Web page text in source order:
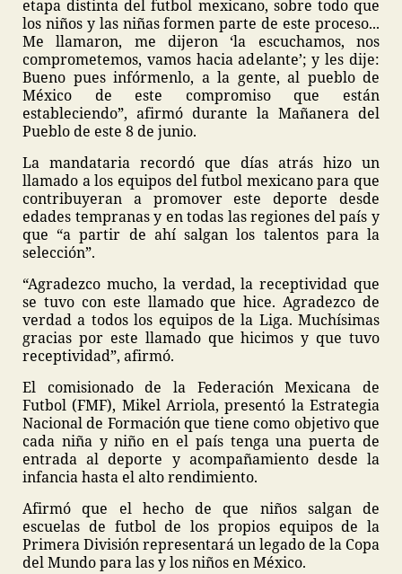
etapa distinta del futbol mexicano, sobre todo que
los niños y las niñas formen parte de este proceso...
Me llamaron, me dijeron ‘la escuchamos, nos
comprometemos, vamos hacia adelante’; y les dije:
Bueno pues infórmenlo, a la gente, al pueblo de
México de este compromiso que están
estableciendo”, afirmó durante la Mañanera del
Pueblo de este 8 de junio.
La mandataria recordó que días atrás hizo un
llamado a los equipos del futbol mexicano para que
contribuyeran a promover este deporte desde
edades tempranas y en todas las regiones del país y
que “a partir de ahí salgan los talentos para la
selección”.
“Agradezco mucho, la verdad, la receptividad que
se tuvo con este llamado que hice. Agradezco de
verdad a todos los equipos de la Liga. Muchísimas
gracias por este llamado que hicimos y que tuvo
receptividad”, afirmó.
El comisionado de la Federación Mexicana de
Futbol (FMF), Mikel Arriola, presentó la Estrategia
Nacional de Formación que tiene como objetivo que
cada niña y niño en el país tenga una puerta de
entrada al deporte y acompañamiento desde la
infancia hasta el alto rendimiento.
Afirmó que el hecho de que niños salgan de
escuelas de futbol de los propios equipos de la
Primera División representará un legado de la Copa
del Mundo para las y los niños en México.